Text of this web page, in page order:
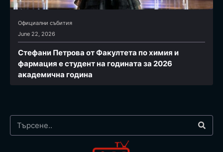
Официални събития
June 22, 2026
Стефани Петрова от Факултета по химия и
фармация e студент на годината за 2026
академична година